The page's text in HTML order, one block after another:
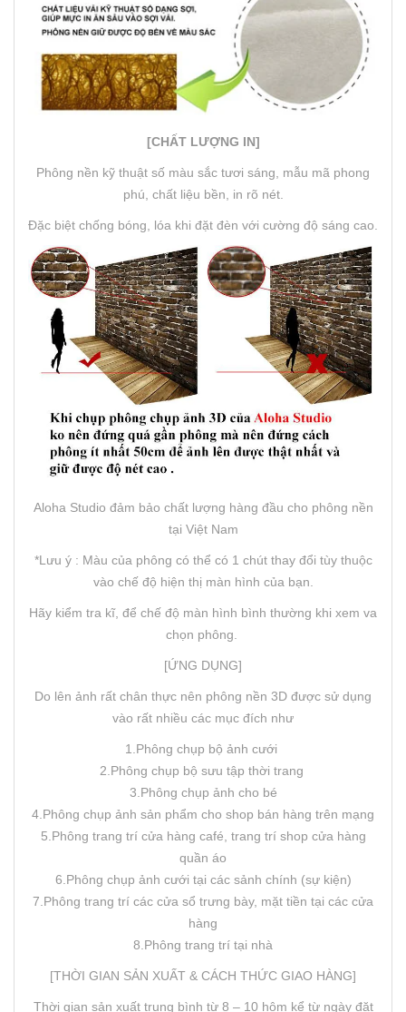
[CHẤT LƯỢNG IN]
Phông nền kỹ thuật số màu sắc tươi sáng, mẫu mã phong
phú, chất liệu bền, in rõ nét.
Đặc biệt chống bóng, lóa khi đặt đèn với cường độ sáng cao.
Aloha Studio đảm bảo chất lượng hàng đầu cho phông nền
tại Việt Nam
*Lưu ý : Màu của phông có thể có 1 chút thay đổi tùy thuộc
vào chế độ hiện thị màn hình của bạn.
Hãy kiểm tra kĩ, để chế độ màn hình bình thường khi xem va
chọn phông.
[ỨNG DỤNG]
Do lên ảnh rất chân thực nên phông nền 3D được sử dụng
vào rất nhiều các mục đích như
1.Phông chụp bộ ảnh cưới
2.Phông chụp bộ sưu tập thời trang
3.Phông chụp ảnh cho bé
4.Phông chụp ảnh sản phẩm cho shop bán hàng trên mạng
5.Phông trang trí cửa hàng café, trang trí shop cửa hàng
quần áo
6.Phông chụp ảnh cưới tại các sảnh chính (sự kiện)
7.Phông trang trí các cửa sổ trưng bày, mặt tiền tại các cửa
hàng
8.Phông trang trí tại nhà
[THỜI GIAN SẢN XUẤT & CÁCH THỨC GIAO HÀNG]
Thời gian sản xuất trung bình từ 8 – 10 hôm kể từ ngày đặt